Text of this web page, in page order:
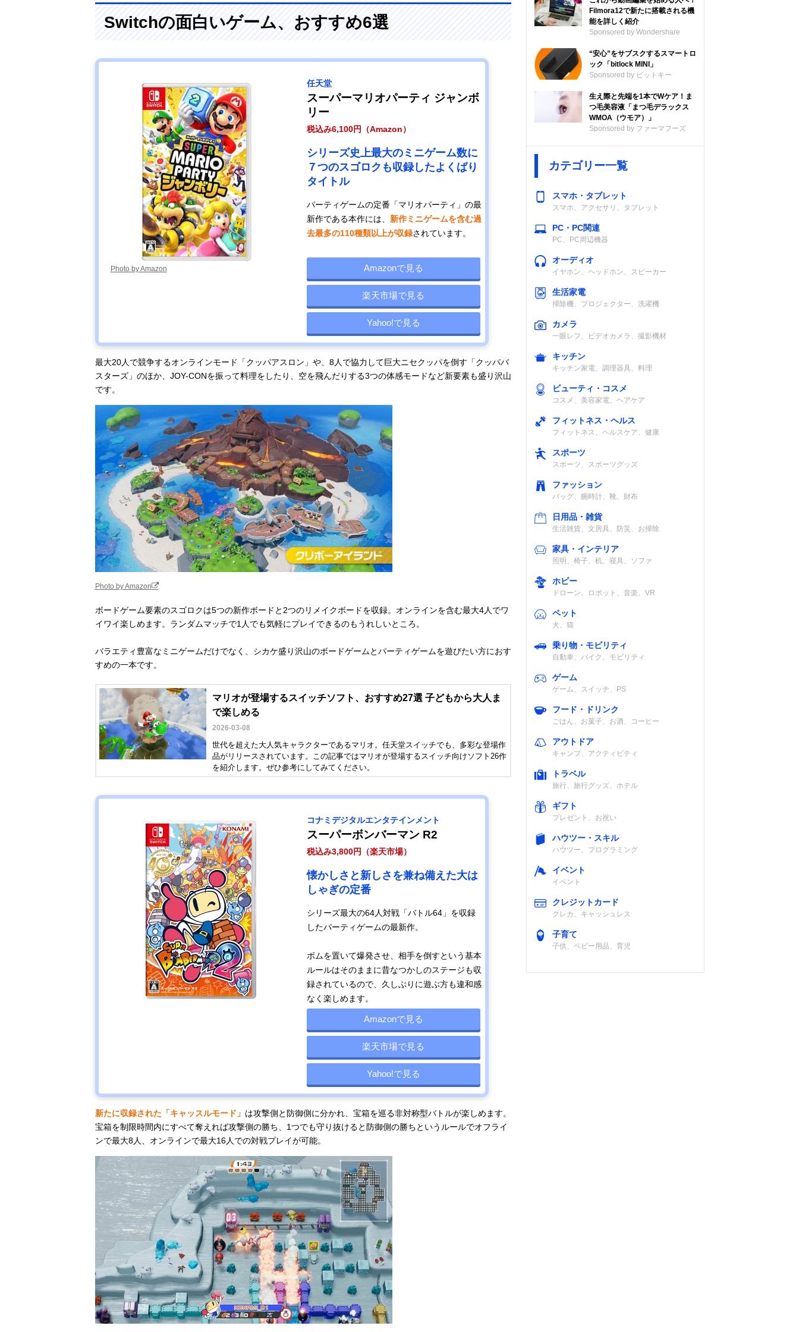
Switchの面白いゲーム、おすすめ6選
Photo by Amazon
任天堂
スーパーマリオパーティ ジャンボ
リー
税込み6,100円（Amazon）
シリーズ史上最大のミニゲーム数に
７つのスゴロクも収録したよくばり
タイトル
パーティゲームの定番「マリオパーティ」の最
新作である本作には、 新作ミニゲームを含む過
去最多の110種類以上が収録されています。
Amazonで見る
楽天市場で見る
Yahoo!で見る
最大20人で競争するオンラインモード「クッパアスロン」や、8人で協力して巨大ニセクッパを倒す「クッパバ
スターズ」のほか、JOY-CONを振って料理をしたり、空を飛んだりする3つの体感モードなど新要素も盛り沢山
です。
Photo by Amazon
ボードゲーム要素のスゴロクは5つの新作ボードと2つのリメイクボードを収録。オンラインを含む最大4人でワ
イワイ楽しめます。ランダムマッチで1人でも気軽にプレイできるのもうれしいところ。
バラエティ豊富なミニゲームだけでなく、シカケ盛り沢山のボードゲームとパーティゲームを遊びたい方におす
すめの一本です。
マリオが登場するスイッチソフト、おすすめ27選 子どもから大人ま
で楽しめる
2026-03-08
世代を超えた大人気キャラクターであるマリオ。任天堂スイッチでも、多彩な登場作
品がリリースされています。この記事ではマリオが登場するスイッチ向けソフト26作
を紹介します。ぜひ参考にしてみてください。
コナミデジタルエンタテインメント
スーパーボンバーマン R2
税込み3,800円（楽天市場）
懐かしさと新しさを兼ね備えた大は
しゃぎの定番
シリーズ最大の64人対戦「バトル64」を収録
したパーティゲームの最新作。
ボムを置いて爆発させ、相手を倒すという基本
ルールはそのままに昔なつかしのステージも収
録されているので、久しぶりに遊ぶ方も違和感
なく楽しめます。
Amazonで見る
楽天市場で見る
Yahoo!で見る
新たに収録された「キャッスルモード」 は攻撃側と防御側に分かれ、宝箱を巡る非対称型バトルが楽しめます。
宝箱を制限時間内にすべて奪えれば攻撃側の勝ち、1つでも守り抜けると防御側の勝ちというルールでオフライ
ンで最大8人、オンラインで最大16人での対戦プレイが可能。
Filmora12で新たに搭載される機
能を詳しく紹介
Sponsored by Wondershare
“安心”をサブスクするスマートロ
ック「bitlock MINI」
Sponsored by ビットキー
生え際と先端を1本でWケア！ま
つ毛美容液「まつ毛デラックス
WMOA（ウモア）」
Sponsored by ファーマフーズ
カテゴリー一覧
スマホ・タブレット
スマホ、アクセサリ、タブレット
PC・PC関連
PC、PC周辺機器
オーディオ
イヤホン、ヘッドホン、スピーカー
生活家電
掃除機、プロジェクター、洗濯機
カメラ
一眼レフ、ビデオカメラ、撮影機材
キッチン
キッチン家電、調理器具、料理
ビューティ・コスメ
コスメ、美容家電、ヘアケア
フィットネス・ヘルス
フィットネス、ヘルスケア、健康
スポーツ
スポーツ、スポーツグッズ
ファッション
バッグ、腕時計、靴、財布
日用品・雑貨
生活雑貨、文房具、防災、お掃除
家具・インテリア
照明、椅子、机、寝具、ソファ
ホビー
ドローン、ロボット、音楽、VR
ペット
犬、猫
乗り物・モビリティ
自動車、バイク、モビリティ
ゲーム
ゲーム、スイッチ、PS
フード・ドリンク
ごはん、お菓子、お酒、コーヒー
アウトドア
キャンプ、アクティビティ
トラベル
旅行、旅行グッズ、ホテル
ギフト
プレゼント、お祝い
ハウツー・スキル
ハウツー、プログラミング
イベント
イベント
クレジットカード
クレカ、キャッシュレス
子育て
子供、ベビー用品、育児